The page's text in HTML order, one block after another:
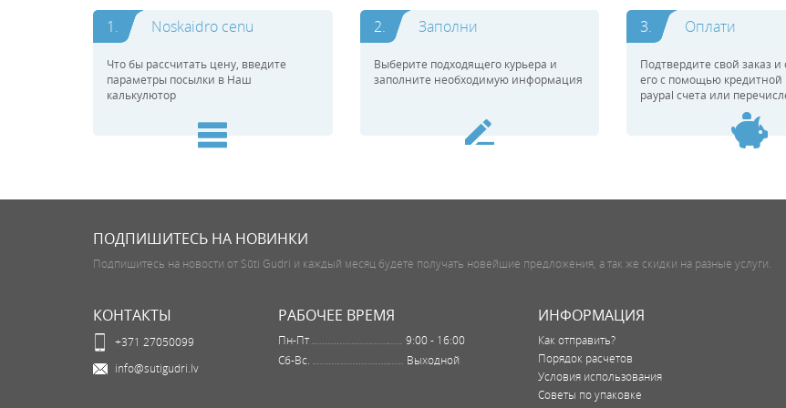
1. Noskaidro cenu
Что бы рассчитать цену, введите
параметры посылки в Наш
калькулютор
2. Заполни
Выберите подходящего курьера и
заполните необходимую информация
3. Оплати
Подтвердите свой заказ и
его с помощью кредитной
paypal счета или
ПОДПИШИТЕСЬ НА НОВИНКИ
Подпишитесь на новости от Sūti Gudri и каждый месяц будете получать новейшие предложения, а так же скидки на разные услуги.
КОНТАКТЫ
+371 27050099
info@sutigudri.lv
РАБОЧЕЕ ВРЕМЯ
Пн-Пт
9:00 - 16:00
Сб-Вс.
Выходной
ИНФОРМАЦИЯ
Как отправить?
Порядок расчетов
Условия использования
Советы по упаковке